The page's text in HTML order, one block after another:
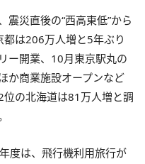
災直後の“西高東低”から
は206万人増と5年ぶり
ー開業、10月東京駅丸の
か商業施設オープンなど
の北海道は81万人増と調
度は、飛行機利用旅行が